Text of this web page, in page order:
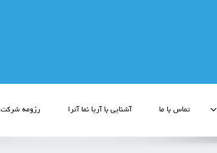
تماس با ما آشنایی با آریا نما آترا رزومه شرکت